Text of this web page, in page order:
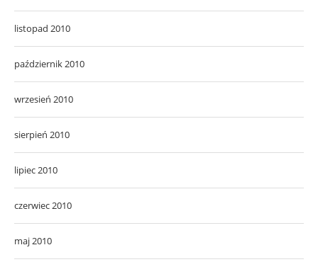
listopad 2010
październik 2010
wrzesień 2010
sierpień 2010
lipiec 2010
czerwiec 2010
maj 2010